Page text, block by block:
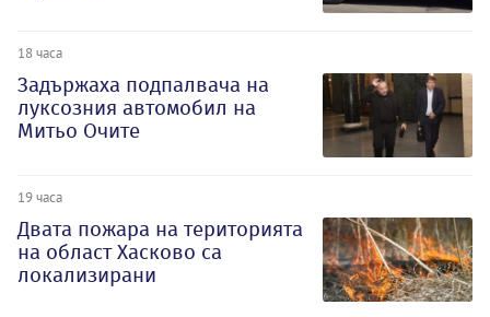
18 часа
Задържаха подпалвача на
луксозния автомобил на
Митьо Очите
19 часа
Двата пожара на територията
на област Хасково са
локализирани